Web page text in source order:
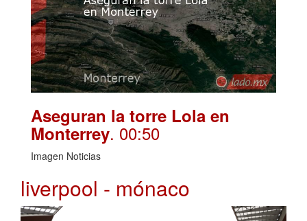
Aseguran la torre Lola en
Monterrey. 00:50
Imagen Noticias
liverpool - mónaco